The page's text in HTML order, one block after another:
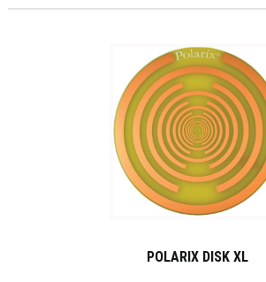
POLARIX DISK XL